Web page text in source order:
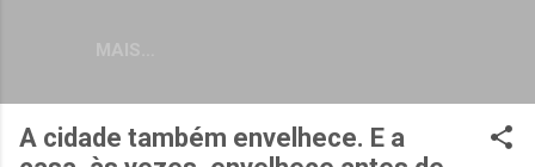
A cidade também envelhece. E a